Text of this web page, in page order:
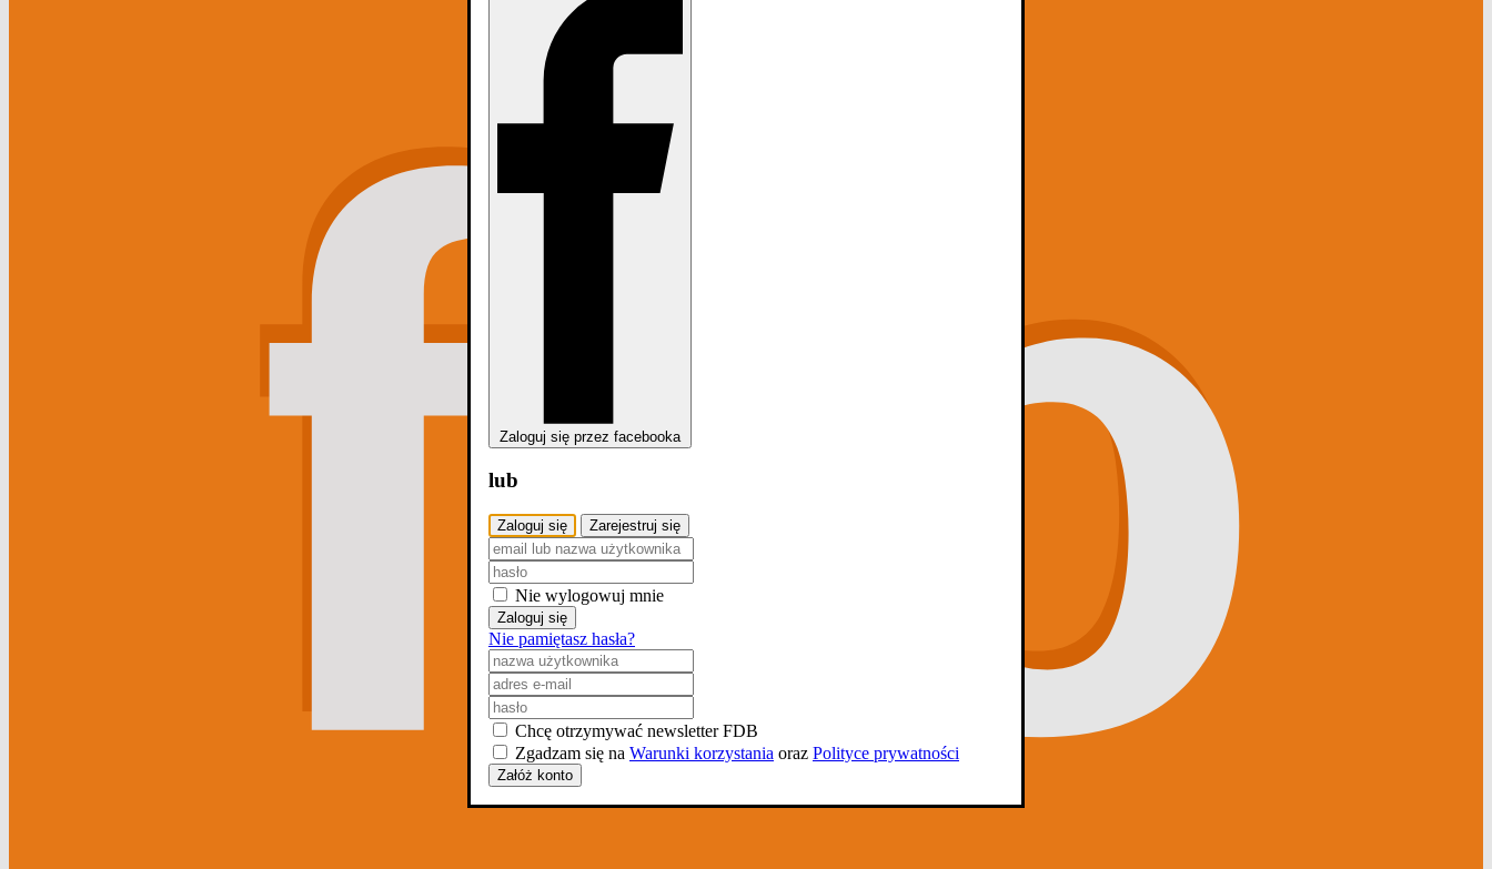
Zaloguj się przez facebooka
lub
Zaloguj się Zarejestruj się
Nie wylogowuj mnie
Zaloguj się
Nie pamiętasz hasła?
Chcę otrzymywać newsletter FDB
Zgadzam się na Warunki korzystania oraz Polityce prywatności
Załóż konto